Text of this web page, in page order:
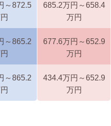
～872.5
685.2万円～658.4
万円
～865.2
677.6万円～652.9
万円
～865.2
434.4万円～652.9
万円